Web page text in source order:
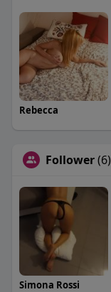
Rebecca
Follower(6)
Simona Rossi